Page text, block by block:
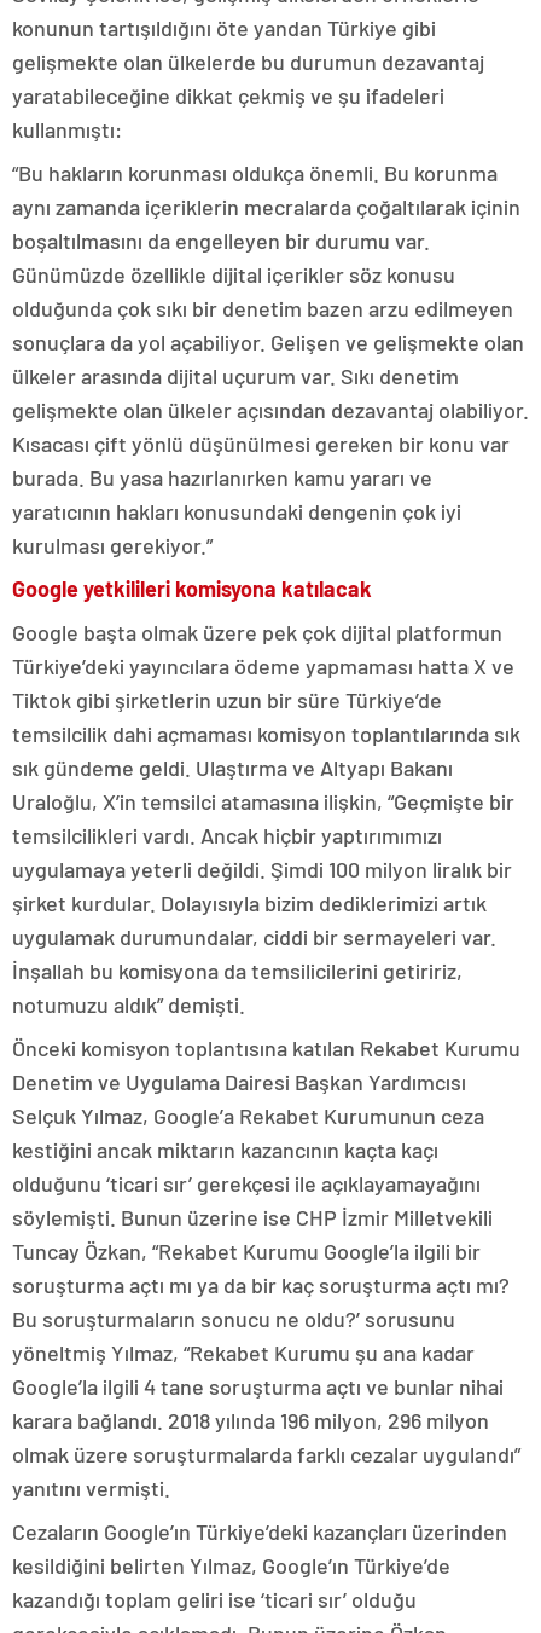
konunun tartışıldığını öte yandan Türkiye gibi
gelişmekte olan ülkelerde bu durumun dezavantaj
yaratabileceğine dikkat çekmiş ve şu ifadeleri
kullanmıştı:
“Bu hakların korunması oldukça önemli. Bu korunma
aynı zamanda içeriklerin mecralarda çoğaltılarak içinin
boşaltılmasını da engelleyen bir durumu var.
Günümüzde özellikle dijital içerikler söz konusu
olduğunda çok sıkı bir denetim bazen arzu edilmeyen
sonuçlara da yol açabiliyor. Gelişen ve gelişmekte olan
ülkeler arasında dijital uçurum var. Sıkı denetim
gelişmekte olan ülkeler açısından dezavantaj olabiliyor.
Kısacası çift yönlü düşünülmesi gereken bir konu var
burada. Bu yasa hazırlanırken kamu yararı ve
yaratıcının hakları konusundaki dengenin çok iyi
kurulması gerekiyor.”
Google yetkilileri komisyona katılacak
Google başta olmak üzere pek çok dijital platformun
Türkiye’deki yayıncılara ödeme yapmaması hatta X ve
Tiktok gibi şirketlerin uzun bir süre Türkiye’de
temsilcilik dahi açmaması komisyon toplantılarında sık
sık gündeme geldi. Ulaştırma ve Altyapı Bakanı
Uraloğlu, X’in temsilci atamasına ilişkin, “Geçmişte bir
temsilcilikleri vardı. Ancak hiçbir yaptırımımızı
uygulamaya yeterli değildi. Şimdi 100 milyon liralık bir
şirket kurdular. Dolayısıyla bizim dediklerimizi artık
uygulamak durumundalar, ciddi bir sermayeleri var.
İnşallah bu komisyona da temsilicilerini getiririz,
notumuzu aldık” demişti.
Önceki komisyon toplantısına katılan Rekabet Kurumu
Denetim ve Uygulama Dairesi Başkan Yardımcısı
Selçuk Yılmaz, Google’a Rekabet Kurumunun ceza
kestiğini ancak miktarın kazancının kaçta kaçı
olduğunu ‘ticari sır’ gerekçesi ile açıklayamayağını
söylemişti. Bunun üzerine ise CHP İzmir Milletvekili
Tuncay Özkan, “Rekabet Kurumu Google’la ilgili bir
soruşturma açtı mı ya da bir kaç soruşturma açtı mı?
Bu soruşturmaların sonucu ne oldu?’ sorusunu
yöneltmiş Yılmaz, “Rekabet Kurumu şu ana kadar
Google’la ilgili 4 tane soruşturma açtı ve bunlar nihai
karara bağlandı. 2018 yılında 196 milyon, 296 milyon
olmak üzere soruşturmalarda farklı cezalar uygulandı”
yanıtını vermişti.
Cezaların Google’ın Türkiye’deki kazançları üzerinden
kesildiğini belirten Yılmaz, Google’ın Türkiye’de
kazandığı toplam geliri ise ‘ticari sır’ olduğu